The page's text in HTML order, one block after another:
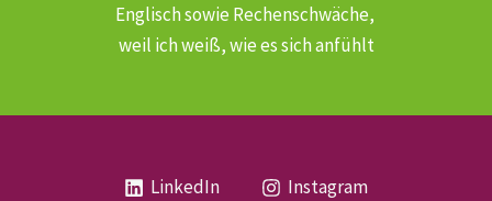
Englisch sowie Rechenschwäche,
weil ich weiß, wie es sich anfühlt
LinkedIn
Instagram